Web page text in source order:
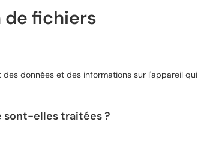
de fichiers
données et des informations sur l'appareil qui
sont-elles traitées ?